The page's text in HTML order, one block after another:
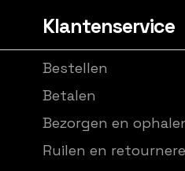
Klantenservice
Bestellen
Betalen
Bezorgen en
Ruilen en